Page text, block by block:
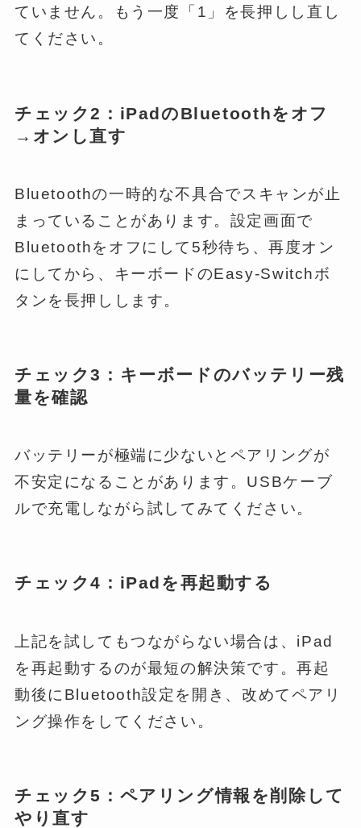
ていません。もう一度「1」を長押しし直し
てください。
チェック2：iPadのBluetoothをオフ
→オンし直す
Bluetoothの一時的な不具合でスキャンが止
まっていることがあります。設定画面で
Bluetoothをオフにして5秒待ち、再度オン
にしてから、キーボードのEasy-Switchボ
タンを長押しします。
チェック3：キーボードのバッテリー残
量を確認
バッテリーが極端に少ないとペアリングが
不安定になることがあります。USBケーブ
ルで充電しながら試してみてください。
チェック4：iPadを再起動する
上記を試してもつながらない場合は、iPad
を再起動するのが最短の解決策です。再起
動後にBluetooth設定を開き、改めてペアリ
ング操作をしてください。
チェック5：ペアリング情報を削除して
やり直す